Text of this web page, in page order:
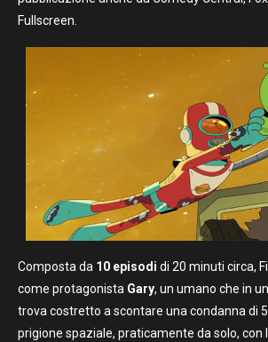
Fullscreen.
Composta da 10 episodi di 20 minuti circa,
come protagonista Gary, un umano che in
trova costretto a scontare una condanna di
prigione spaziale, praticamente da solo, con